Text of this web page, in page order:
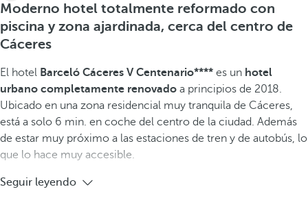
Moderno hotel totalmente reformado con
piscina y zona ajardinada, cerca del centro de
Cáceres
El hotel Barceló Cáceres V Centenario**** es un hotel
urbano completamente renovado a principios de 2018.
Ubicado en una zona residencial muy tranquila de Cáceres,
está a solo 6 min. en coche del centro de la ciudad. Además
de estar muy próximo a las estaciones de tren y de autobús, lo
que lo hace muy accesible.
Seguir leyendo